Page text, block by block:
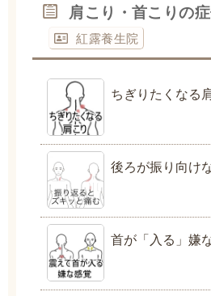
肩こり・首こりの
紅露養生院
ちぎりたくなる
後ろが振り向け
首が「入る」嫌